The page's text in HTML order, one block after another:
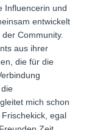
Influencerin und
entwickelt
Community.
aus ihrer
die für die
mich schon
egal